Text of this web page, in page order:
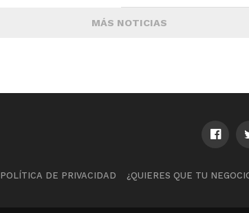
MÁS NOTICIAS
POLÍTICA DE PRIVACIDAD ¿QUIERES QUE TU